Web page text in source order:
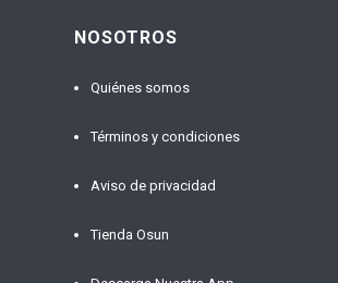
NOSOTROS
Quiénes somos
Términos y condiciones
Aviso de privacidad
Tienda Osun